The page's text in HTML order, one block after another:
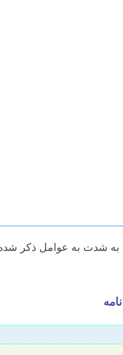
به شدت به عوامل ذکر